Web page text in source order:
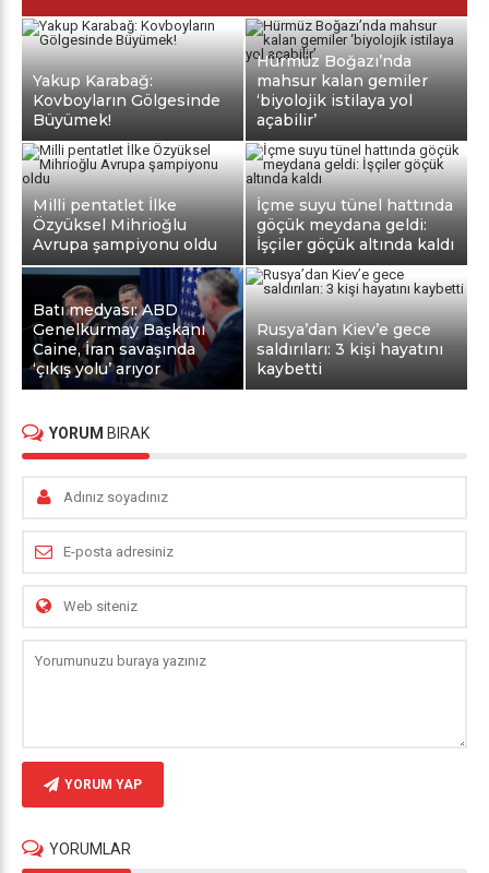
Yakup Karabağ:
Kovboyların Gölgesinde
Büyümek!
Hürmüz Boğazı’nda
mahsur kalan gemiler
‘biyolojik istilaya yol
açabilir’
Milli pentatlet İlke
Özyüksel Mihrioğlu
Avrupa şampiyonu oldu
İçme suyu tünel hattında
göçük meydana geldi:
İşçiler göçük altında kaldı
Batı medyası: ABD
Genelkurmay Başkanı
Caine, İran savaşında
‘çıkış yolu’ arıyor
Rusya’dan Kiev’e gece
saldırıları: 3 kişi hayatını
kaybetti
YORUM BIRAK
YORUM YAP
YORUMLAR